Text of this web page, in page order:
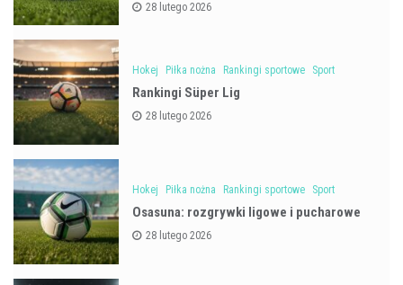
28 lutego 2026
Hokej Piłka nożna Rankingi sportowe Sport
Rankingi Süper Lig
28 lutego 2026
Hokej Piłka nożna Rankingi sportowe Sport
Osasuna: rozgrywki ligowe i pucharowe
28 lutego 2026